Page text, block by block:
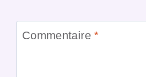
Commentaire*